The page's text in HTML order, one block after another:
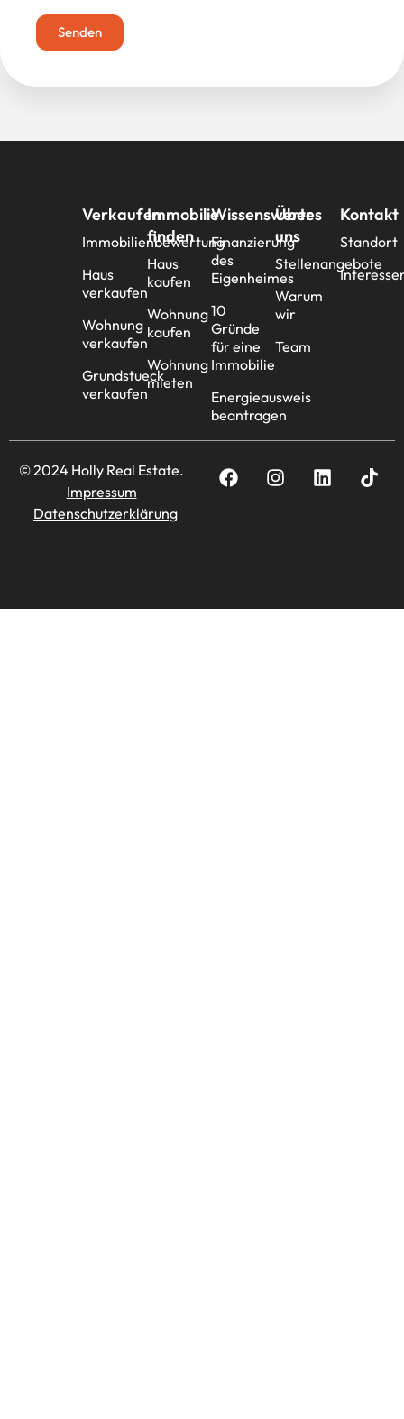
Senden
Verkaufen
Immobilienbewertung
Haus
verkaufen
Wohnung
verkaufen
Grundstueck
verkaufen
Immobilie
finden
Haus
kaufen
Wohnung
kaufen
Wohnung
mieten
Wissenswertes
Finanzierung
des
Eigenheimes
10
Gründe
für eine
Immobilie
Energieausweis
beantragen
Über
uns
Stellenangebote
Warum
wir
Team
Kontakt
Standort
© 2024 Holly Real Estate.
Impressum
Datenschutzerklärung